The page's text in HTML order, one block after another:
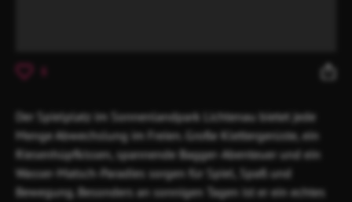
Der Spielplatz im Sonnenlandpark Lichtenau bietet jede
Menge Abwechslung im Freien. Große Klettergerüste, ein
Riesenhüpfkissen, spannende Bagger-Abenteuer und ein
Wasser-Matsch-Paradies sorgen für Spiel, Spaß und
Bewegung. Besonders an sonnigen Tagen ist er ein echtes